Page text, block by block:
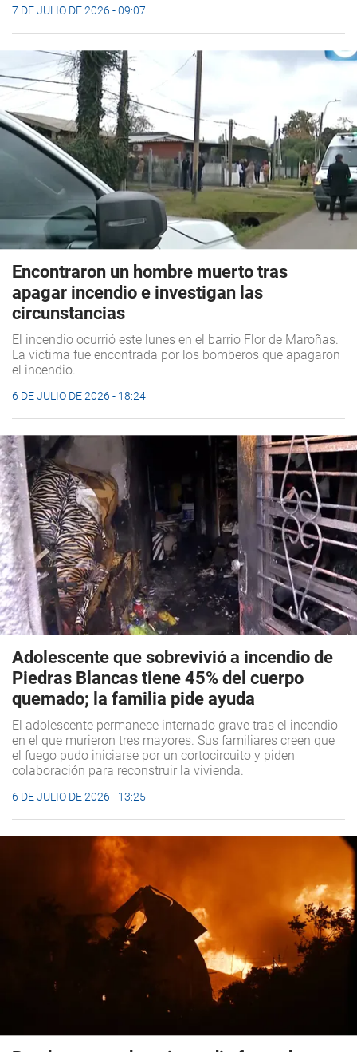
7 DE JULIO DE 2026 - 09:07
Encontraron un hombre muerto tras
apagar incendio e investigan las
circunstancias
El incendio ocurrió este lunes en el barrio Flor de Maroñas.
La víctima fue encontrada por los bomberos que apagaron
el incendio.
6 DE JULIO DE 2026 - 18:24
Adolescente que sobrevivió a incendio de
Piedras Blancas tiene 45% del cuerpo
quemado; la familia pide ayuda
El adolescente permanece internado grave tras el incendio
en el que murieron tres mayores. Sus familiares creen que
el fuego pudo iniciarse por un cortocircuito y piden
colaboración para reconstruir la vivienda.
6 DE JULIO DE 2026 - 13:25